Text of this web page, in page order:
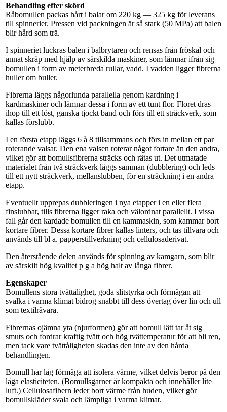
Behandling efter skörd
Råbomullen packas hårt i balar om 220 kg — 325 kg för leverans
till spinnerier. Pressen vid packningen är så stark (50 MPa) att balen
blir hård som trä.
I spinneriet luckras balen i balbrytaren och rensas från fröskal och
annat skräp med hjälp av särskilda maskiner, som lämnar ifrån sig
bomullen i form av meterbreda rullar, vadd. I vadden ligger fibrerna
huller om buller.
Fibrerna läggs någorlunda parallella genom kardning i
kardmaskiner och lämnar dessa i form av ett tunt flor. Floret dras
ihop till ett löst, ganska tjockt band och förs till ett sträckverk, som
kallas förslubb.
I en första etapp läggs 6 à 8 tillsammans och förs in mellan ett par
roterande valsar. Den ena valsen roterar något fortare än den andra,
vilket gör att bomullsfibrerna sträcks och rätas ut. Det utmatade
materialet från två sträckverk läggs samman (dubblering) och leds
till ett nytt sträckverk, mellanslubben, för en sträckning i en andra
etapp.
Eventuellt upprepas dubbleringen i nya etapper i en eller flera
finslubbar, tills fibrerna ligger raka och välordnat parallellt. I vissa
fall går den kardade bomullen till en kammaskin, som kammar bort
kortare fibrer. Dessa kortare fibrer kallas linters, och tas tillvara och
används till bl a. papperstillverkning och cellulosaderivat.
Den återstående delen används för spinning av kamgarn, som blir
av särskilt hög kvalitet p g a hög halt av långa fibrer.
Egenskaper
Bomullens stora tvättålighet, goda slitstyrka och förmågan att
svalka i varma klimat bidrog snabbt till dess övertag över lin och ull
som textilråvara.
Fibrernas ojämna yta (njurformen) gör att bomull lätt tar åt sig
smuts och fordrar kraftig tvätt och hög tvättemperatur för att bli ren,
men tack vare tvättåligheten skadas den inte av den hårda
behandlingen.
Bomull har låg förmåga att isolera värme, vilket delvis beror på den
låga elasticiteten. (Bomullsgarner är kompakta och innehåller lite
luft.) Cellulosafibern leder bort värme från huden, vilket gör
bomullskläder svala och lämpliga i varma klimat.